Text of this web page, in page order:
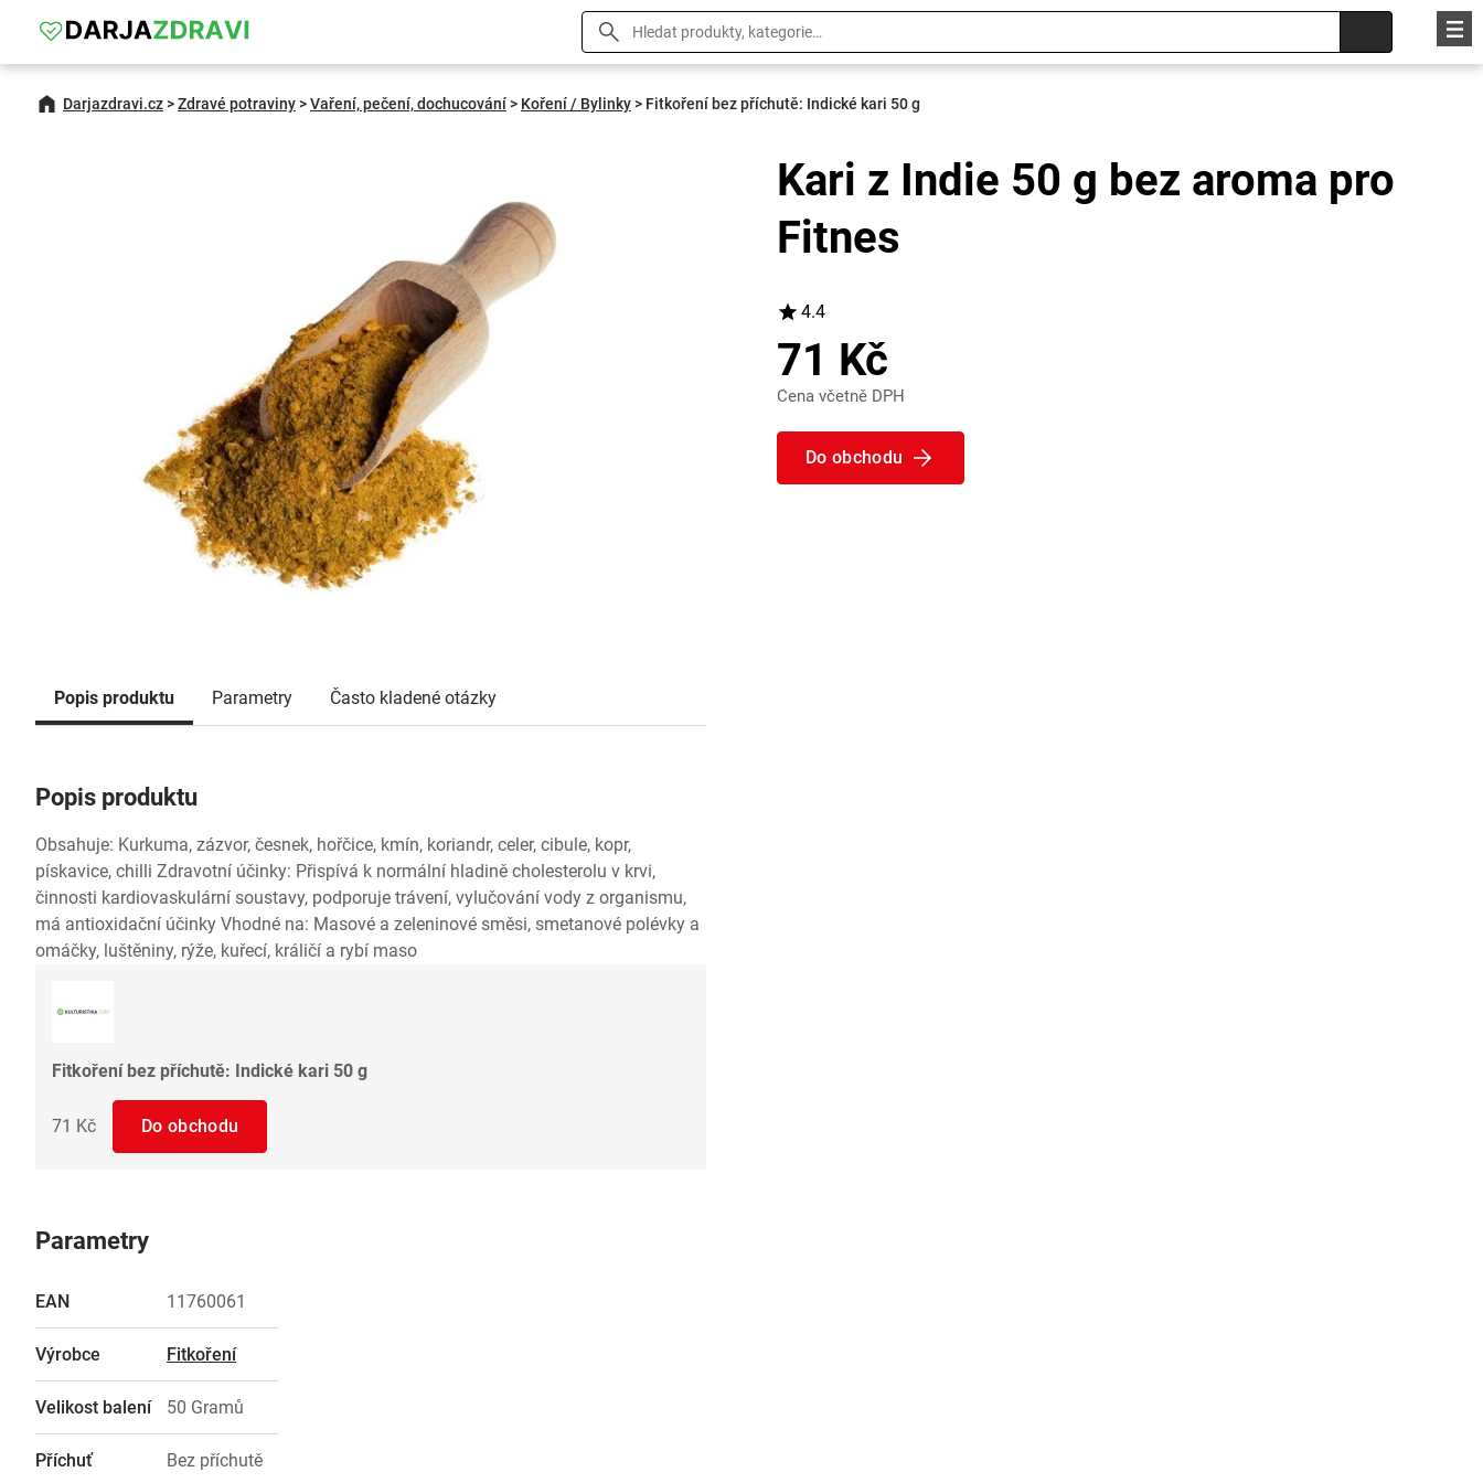
Darjazdravi.cz>Zdravé potraviny>Vaření, pečení, dochucování> Koření / Bylinky> Fitkoření bez příchutě: Indické kari 50 g
Popis produktu Parametry Často kladené otázky
Popis produktu
Obsahuje: Kurkuma, zázvor, česnek, hořčice, kmín, koriandr, celer, cibule, kopr,
pískavice, chilli Zdravotní účinky: Přispívá k normální hladině cholesterolu v krvi,
činnosti kardiovaskulární soustavy, podporuje trávení, vylučování vody z organismu,
má antioxidační účinky Vhodné na: Masové a zeleninové směsi, smetanové polévky a
omáčky, luštěniny, rýže, kuřecí, králičí a rybí maso
Fitkoření bez příchutě: Indické kari 50 g
71 Kč Do obchodu
Parametry
EAN 11760061
Výrobce Fitkoření
Velikost balení 50 Gramů
Příchuť Bez příchutě
Kari z Indie 50 g bez aroma pro
Fitnes
4.4
71 Kč
Cena včetně DPH
Do obchodu